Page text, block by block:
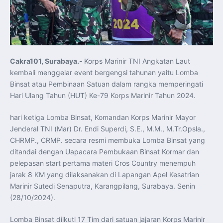
Koordinasi Jaga Stabilitas Keuangan dan Kepercayaan
Pasar
Presiden Prabowo Perkuat Sinergi Perguruan Tinggi dan
PT PAL untuk Majukan Industri Perkapalan Nasional
KASAL dan Panglima Armada Pasifik Rusia Resmi Buka
Latma ORRUDA 2026
T-50i Golden Eagle TNI AU Meriahkan Pitch Black Mindil
Indonesia dan Turki Sepakati Joint Action Plan 2026–
2027, Perkuat Pasar Kerja Inklusif hingga Transformasi
Balai Vokasi
TNI AU Tingkatkan Kemampuan Personel melalui
Pelatihan Signal Radio untuk Misi Pertahanan Udara dan
Radar
Mentan Amran Pacu Produksi Gula Nasional, Target
Swasembada Gula Putih Dua Tahun dan Tembus 3 Juta
Ton
Menlu Sugiono Tekankan Inovasi sebagai Kunci
Penguatan Kerja Sama Konkret ASEAN Plus Three
Latma ORRUDA 2026 di Vladivostok Perkuat Diplomasi
Maritim TNI AL dan Rusia
Latihan DACT di Exercise Pitch Black 2026 Tingkatkan
Kesiapan Tempur Penerbang TNI AU
Menlu Sugiono: “Kekuatan Ekonomi ASEAN-RRT Harus
Menjadi Penopang Stabilitas Kawasan”
ASEAN dan Amerika Serikat Perkuat Kemitraan untuk
Presiden Prabowo Terima Direktur FBI, Indonesia dan AS
Cakra101, Surabaya.- Korps Marinir TNI Angkatan Laut
kembali menggelar event bergengsi tahunan yaitu Lomba
Binsat atau Pembinaan Satuan dalam rangka memperingati
Hari Ulang Tahun (HUT) Ke-79 Korps Marinir Tahun 2024.
hari ketiga Lomba Binsat, Komandan Korps Marinir Mayor
Jenderal TNI (Mar) Dr. Endi Superdi, S.E., M.M., M.Tr.Opsla.,
CHRMP., CRMP. secara resmi membuka Lomba Binsat yang
ditandai dengan Uapacara Pembukaan Binsat Kormar dan
pelepasan start pertama materi Cros Country menempuh
jarak 8 KM yang dilaksanakan di Lapangan Apel Kesatrian
Marinir Sutedi Senaputra, Karangpilang, Surabaya. Senin
(28/10/2024).
Lomba Binsat diikuti 17 Tim dari satuan jajaran Korps Marinir